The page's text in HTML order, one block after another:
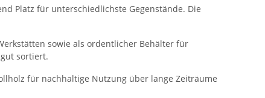
Platz für unterschiedlichste Gegenstände. Die
sowie als ordentlicher Behälter für
sortiert.
für nachhaltige Nutzung über lange Zeiträume